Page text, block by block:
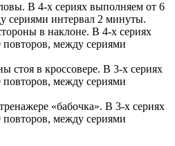
В 4-х сериях выполняем от 6
сериями интервал 2 минуты.
в наклоне. В 4-х сериях
между сериями
стоя в кроссовере. В 3-х сериях
между сериями
«бабочка». В 3-х сериях
между сериями